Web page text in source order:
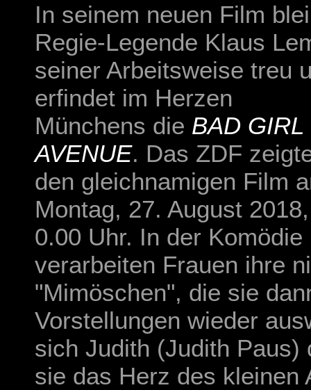
In seinem neuen Film
Regie-Legende Klaus
seiner Arbeitsweise treu
erfindet im Herzen
Münchens die BAD GIRL
AVENUE. Das ZDF
den gleichnamigen Film
Montag, 27. August 2018,
0.00 Uhr. In der Komödie
verarbeiten Frauen ihre
"Mimöschen", die sie
Vorstellungen wieder
sich Judith (Judith Paus)
sie das Herz des kleinen